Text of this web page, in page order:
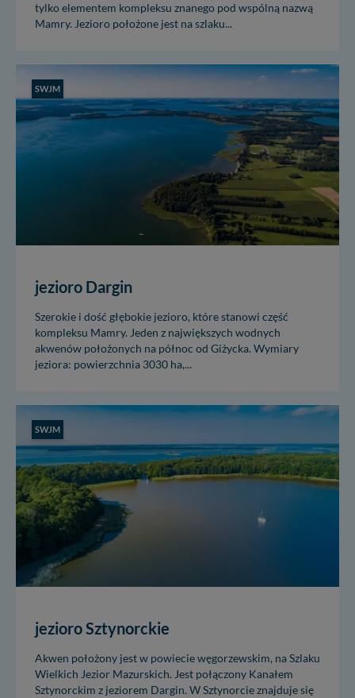
tylko elementem kompleksu znanego pod wspólną nazwą
Mamry. Jezioro położone jest na szlaku...
SWJM
jezioro Dargin
Szerokie i dość głębokie jezioro, które stanowi część
kompleksu Mamry. Jeden z największych wodnych
akwenów położonych na północ od Giżycka. Wymiary
jeziora: powierzchnia 3030 ha,...
SWJM
jezioro Sztynorckie
Akwen położony jest w powiecie węgorzewskim, na Szlaku
Wielkich Jezior Mazurskich. Jest połączony Kanałem
Sztynorckim z jeziorem Dargin. W Sztynorcie znajduje się